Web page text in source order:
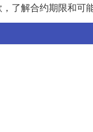
了解合约期限和可